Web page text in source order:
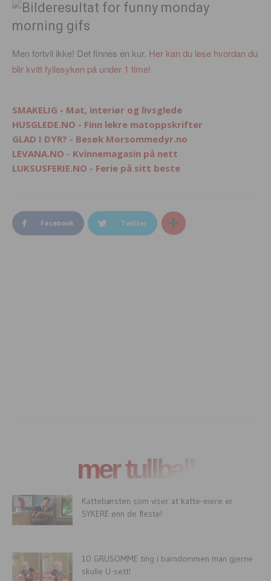
Men fortvil ikke! Det finnes en kur. Her kan du lese hvordan du
blir kvitt fyllesyken på under 1 time!
SMAKELIG - Mat, interiør og livsglede
HUSGLEDE.NO - Finn lekre matoppskrifter
GLAD I DYR? - Besøk Morsommedyr.no
LEVANA.NO - Kvinnemagasin på nett
LUKSUSFERIE.NO - Ferie på sitt beste
Facebook Twitter
mer tullball
Kattebørsten som viser at katte-eiere er
SYKERE enn de fleste!
10 GRUSOMME ting i barndommen man gjerne
skulle U-sett!